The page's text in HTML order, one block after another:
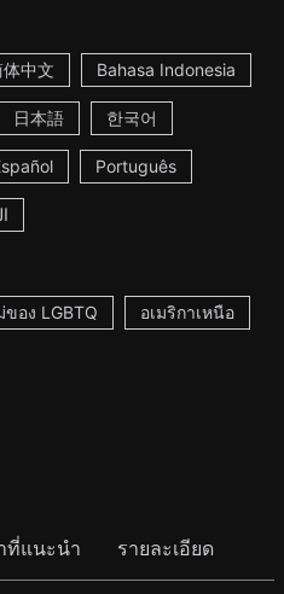
体中文 Bahasa Indonesia
日本語 한국어
Português
อง LGBTQ อเมริกาเหนือ
ที่แนะนำ รายละเอียด